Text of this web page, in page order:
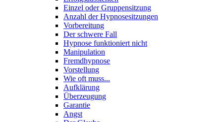
Einzel oder Gruppensitzung
Anzahl der Hypnosesitzungen
Vorbereitung
Der schwere Fall
Hypnose funktioniert nicht
Manipulation
Fremdhypnose
Vorstellung
Wie oft muss...
Aufklärung
Überzeugung
Garantie
Angst